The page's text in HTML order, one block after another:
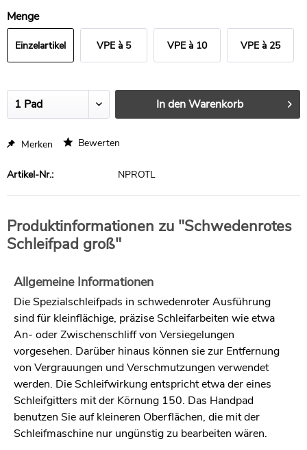
Menge
Einzelartikel VPE à 5 VPE à 10 VPE à 25
In denWarenkorb
Merken Bewerten
Artikel-Nr.: NPROTL
Produktinformationen zu "Schwedenrotes
Schleifpad groß"
Allgemeine Informationen
Die Spezialschleifpads in schwedenroter Ausführung
sind für kleinflächige, präzise Schleifarbeiten wie etwa
An- oder Zwischenschliff von Versiegelungen
vorgesehen. Darüber hinaus können sie zur Entfernung
von Vergrauungen und Verschmutzungen verwendet
werden. Die Schleifwirkung entspricht etwa der eines
Schleifgitters mit der Körnung 150. Das Handpad
benutzen Sie auf kleineren Oberflächen, die mit der
Schleifmaschine nur ungünstig zu bearbeiten wären.